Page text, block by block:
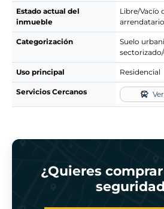
Estado actual del
inmueble
Libre/Vacío
Categorización
Suelo
Uso principal Residencial
Servicios Cercanos
¿Quieres